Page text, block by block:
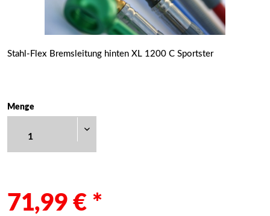
Stahl-Flex Bremsleitung hinten XL 1200 C Sportster
Menge
71,99 € *